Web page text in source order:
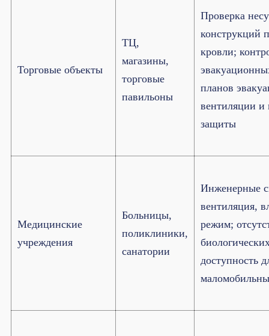
Торговые объекты
ТЦ,
магазины,
торговые
павильоны
Проверка
конструкций
кровли;
планов
вентиляции и
защиты
Медицинские
учреждения
Больницы,
поликлиники,
санатории
Инженерные
вентиляция,
режим;
доступность